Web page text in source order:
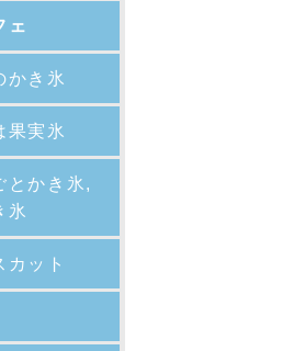
ェ
かき氷
果実氷
とかき氷,
氷
カット